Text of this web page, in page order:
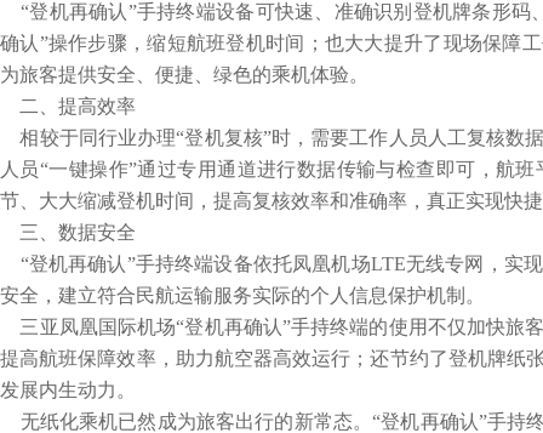
“登机再确认”手持终端设备可快速、准确识别登机牌条形码
确认”操作步骤，缩短航班登机时间；也大大提升了现场保障
为旅客提供安全、便捷、绿色的乘机体验。
二、提高效率
相较于同行业办理“登机复核”时，需要工作人员人工复核数
人员“一键操作”通过专用通道进行数据传输与检查即可，航
节、大大缩减登机时间，提高复核效率和准确率，真正实现快
三、数据安全
“登机再确认”手持终端设备依托凤凰机场LTE无线专网，实
安全，建立符合民航运输服务实际的个人信息保护机制。
三亚凤凰国际机场“登机再确认”手持终端的使用不仅加快旅
提高航班保障效率，助力航空器高效运行；还节约了登机牌纸
发展内生动力。
无纸化乘机已然成为旅客出行的新常态。“登机再确认”手持